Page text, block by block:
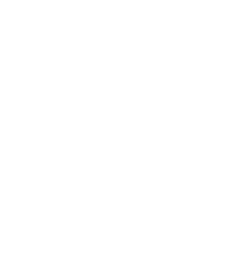
sulla SR 71: Auto che sfrecciano ben
velocità
la protesta de consigliere comunale